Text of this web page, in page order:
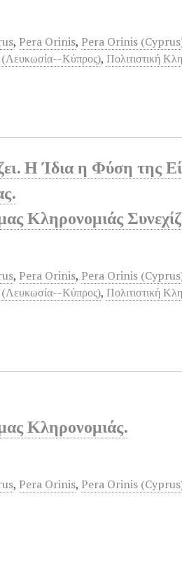
, Pera Orinis, Pera Orinis
(Λευκωσία--Κύπρος),Πολιτιστική
Η Ίδια η Φύση της
Κληρονομιάς
, Pera Orinis, Pera Orinis
(Λευκωσία--Κύπρος),Πολιτιστική
Κληρονομιάς.
, Pera Orinis, Pera Orinis